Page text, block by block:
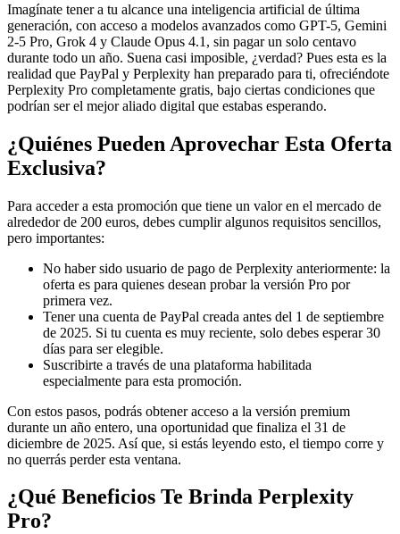
Imagínate tener a tu alcance una inteligencia artificial de última
generación, con acceso a modelos avanzados como GPT-5, Gemini
2-5 Pro, Grok 4 y Claude Opus 4.1, sin pagar un solo centavo
durante todo un año. Suena casi imposible, ¿verdad? Pues esta es la
realidad que PayPal y Perplexity han preparado para ti, ofreciéndote
Perplexity Pro completamente gratis, bajo ciertas condiciones que
podrían ser el mejor aliado digital que estabas esperando.
¿Quiénes Pueden Aprovechar Esta Oferta
Exclusiva?
Para acceder a esta promoción que tiene un valor en el mercado de
alrededor de 200 euros, debes cumplir algunos requisitos sencillos,
pero importantes:
No haber sido usuario de pago de Perplexity anteriormente: la
oferta es para quienes desean probar la versión Pro por
primera vez.
Tener una cuenta de PayPal creada antes del 1 de septiembre
de 2025. Si tu cuenta es muy reciente, solo debes esperar 30
días para ser elegible.
Suscribirte a través de una plataforma habilitada
especialmente para esta promoción.
Con estos pasos, podrás obtener acceso a la versión premium
durante un año entero, una oportunidad que finaliza el 31 de
diciembre de 2025. Así que, si estás leyendo esto, el tiempo corre y
no querrás perder esta ventana.
¿Qué Beneficios Te Brinda Perplexity
Pro?